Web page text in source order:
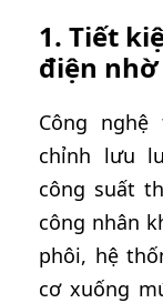
1. Tiết
điện
Công
chỉnh lưu
công suất
công nhân
phôi, hệ
cơ xuống